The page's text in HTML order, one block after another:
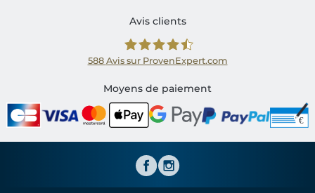
Avis clients
Shirtinator FR
588 Avis sur ProvenExpert.com
Moyens de paiement